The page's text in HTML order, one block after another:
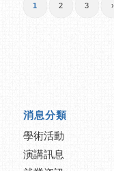
1 2 3 ›
消息分類
學術活動
演講訊息